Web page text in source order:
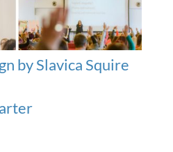
by Slavica Squire